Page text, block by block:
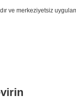
ve merkeziyetsiz